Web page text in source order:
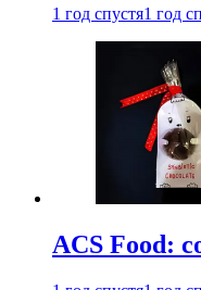
1 год спустя1 год
ACS Food: